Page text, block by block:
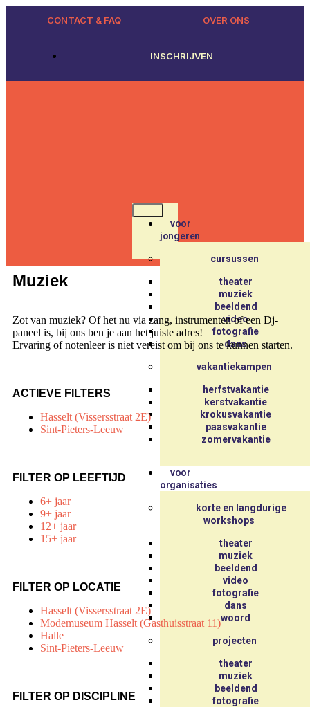
CONTACT & FAQ OVER ONS
INSCHRIJVEN
voor
jongeren
cursussen
theater
muziek
beeldend
video
fotografie
dans
vakantiekampen
herfstvakantie
kerstvakantie
krokusvakantie
paasvakantie
zomervakantie
voor
organisaties
korte en langdurige
workshops
theater
muziek
beeldend
video
fotografie
dans
woord
projecten
theater
muziek
beeldend
fotografie
Muziek
Zot van muziek? Of het nu via zang, instrumenten of een Dj-
paneel is, bij ons ben je aan het juiste adres!
Ervaring of notenleer is niet vereist om bij ons te kunnen starten.
ACTIEVE FILTERS
Hasselt (Vissersstraat 2E)
Sint-Pieters-Leeuw
FILTER OP LEEFTIJD
6+ jaar
9+ jaar
12+ jaar
15+ jaar
FILTER OP LOCATIE
Hasselt (Vissersstraat 2E)
Modemuseum Hasselt (Gasthuisstraat 11)
Halle
Sint-Pieters-Leeuw
FILTER OP DISCIPLINE